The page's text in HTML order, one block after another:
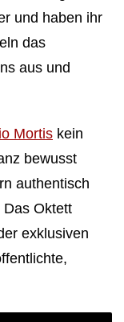
und haben ihr
das
aus und
Mortis kein
bewusst
authentisch
Oktett
exklusiven